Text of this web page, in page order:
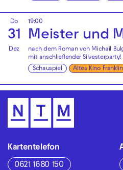
Do
31
Dez
19:00
Meister und
nach dem Roman von Michail
mit anschließenderSilvesterparty!
Schauspiel
Altes Kino Franklin
Kartentelefon
0621 1680 150